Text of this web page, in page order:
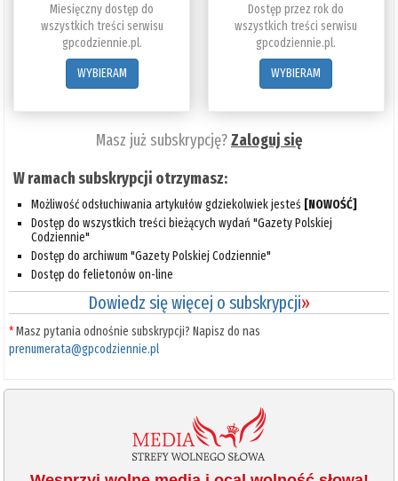
Miesięczny dostęp do
wszystkich treści serwisu
gpcodziennie.pl.
WYBIERAM
Dostęp przez rok do
wszystkich treści serwisu
gpcodziennie.pl.
WYBIERAM
Masz już subskrypcję?Zaloguj się
W ramach subskrypcji otrzymasz:
Możliwość odsłuchiwania artykułów gdziekolwiek jesteś [NOWOŚĆ]
Dostęp do wszystkich treści bieżących wydań "Gazety Polskiej
Codziennie"
Dostęp do archiwum "Gazety Polskiej Codziennie"
Dostęp do felietonów on-line
Dowiedz się więcej o subskrypcji»
*Masz pytania odnośnie subskrypcji? Napisz do nas
prenumerata@gpcodziennie.pl